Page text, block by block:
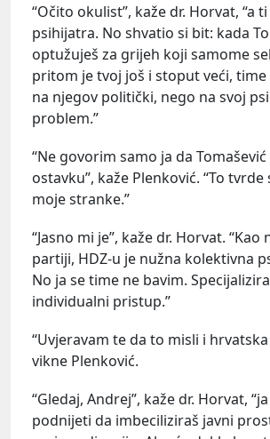
“Očito okulist”, kaže dr. Horvat, “a
psihijatra. No shvatio si bit: kada
optužuješ za grijeh koji samome
pritom je tvoj još i stoput veći, time
na njegov politički, nego na svoj
problem.”
“Ne govorim samo ja da
ostavku”, kaže Plenković. “To tvrde
moje stranke.”
“Jasno mi je”, kaže dr. Horvat.
partiji, HDZ-u je nužna kolektivna
No ja se time ne bavim.
individualni pristup.”
“Uvjeravam te da to misli i
vikne Plenković.
“Gledaj, Andrej”, kaže dr. Horvat,
podnijeti da imbeciliziraš javni